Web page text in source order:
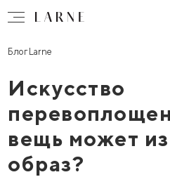
Блог Larne
Искусство
вещь может
образ?